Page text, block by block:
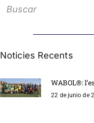
Noticies Recents
WABOL®:
22 de junio de